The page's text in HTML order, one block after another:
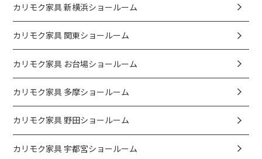
カリモク家具 新横浜ショールーム
カリモク家具 関東ショールーム
カリモク家具 お台場ショールーム
カリモク家具 多摩ショールーム
カリモク家具 野田ショールーム
カリモク家具 宇都宮ショールーム